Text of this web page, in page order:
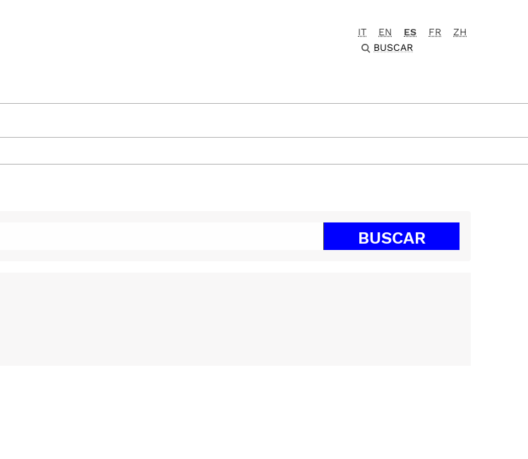
IT EN ES FR
ZH
BUSCAR